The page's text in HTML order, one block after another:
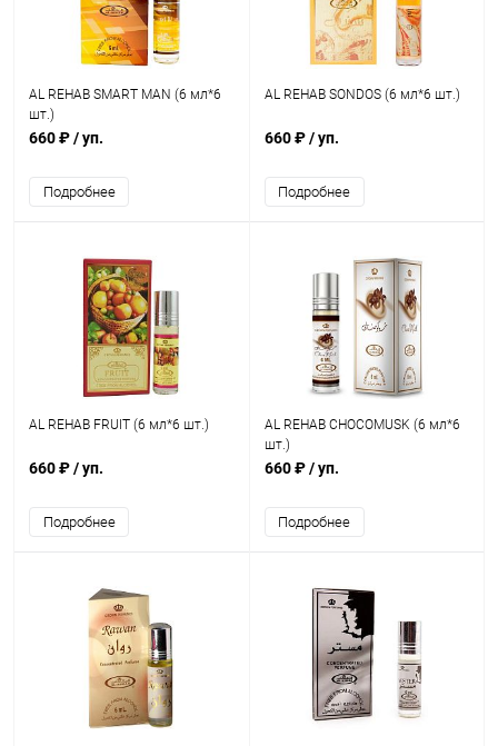
AL REHAB SMART MAN (6 мл*6
шт.)
660 ₽/ уп.
Подробнее
AL REHAB SONDOS (6 мл*6 шт.)
660 ₽/ уп.
Подробнее
AL REHAB FRUIT (6 мл*6 шт.)
660 ₽/ уп.
Подробнее
AL REHAB CHOCOMUSK (6 мл*6
шт.)
660 ₽/ уп.
Подробнее